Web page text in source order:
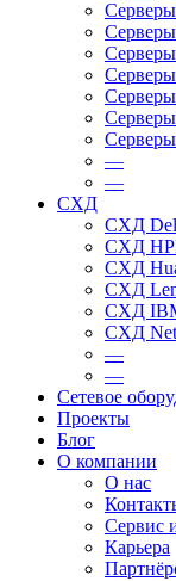
—
—
СХД
СХД
СХД
СХД
СХД
СХД
СХД
—
—
Сетевое
Проекты
Блог
О компании
О нас
Сервис
Карьера